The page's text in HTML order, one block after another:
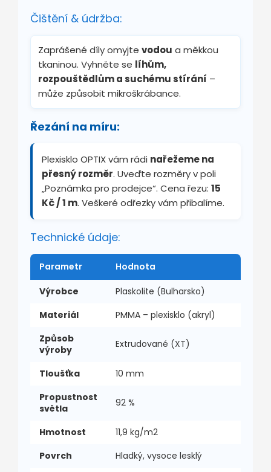
Čištění & údržba:
Zaprášené díly omyjte vodou a měkkou
tkaninou. Vyhněte se líhům,
rozpouštědlům a suchému stírání –
může způsobit mikroškrábance.
Řezání na míru:
Plexisklo OPTIX vám rádi nařežeme na
přesný rozměr. Uveďte rozměry v poli
„Poznámka pro prodejce“. Cena řezu: 15
Kč / 1 m. Veškeré odřezky vám přibalíme.
Technické údaje:
Parametr Hodnota
Výrobce
Plaskolite (Bulharsko)
Materiál
PMMA – plexisklo (akryl)
Způsob
výroby
Extrudované (XT)
Tloušťka
10 mm
Propustnost
světla
92 %
Hmotnost
11,9 kg/m2
Povrch
Hladký, vysoce lesklý